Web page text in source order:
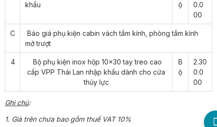
khẩu
ộ
0.0
00
C
Báo giá phụ kiện cabin vách tắm kính, phòng tắm kính
mở trượt
4
Bộ phụ kiện inox hộp 10×30 tay treo cao
cấp VPP Thái Lan nhập khẩu dành cho cửa
thủy lực
B
ộ
2.30
0.0
00
Ghi chú:
1. Giá trên chưa bao gồm thuế VAT 10%